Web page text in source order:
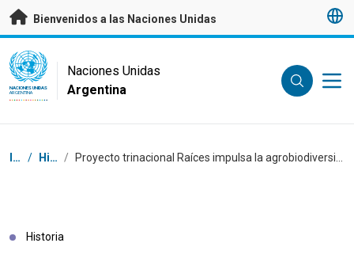
Saltar a contenido principal
Bienvenidos a las Naciones Unidas
UN Logo
NACIONES UNIDAS
ARGENTINA
Naciones Unidas
Argentina
Coordenadas dentro de la ruta de navegación
Inicio / Historias /
Historia